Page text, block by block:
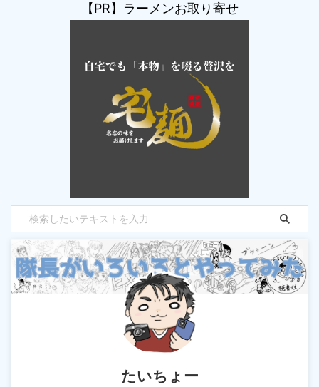
【PR】ラーメンお取り寄せ
たいちょー